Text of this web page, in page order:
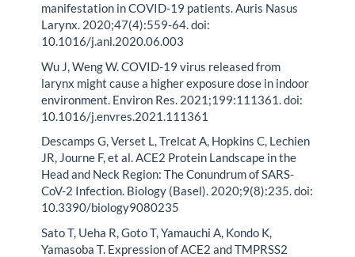
manifestation in COVID-19 patients. Auris Nasus
Larynx. 2020;47(4):559-64. doi:
10.1016/j.anl.2020.06.003
Wu J, Weng W. COVID-19 virus released from
larynx might cause a higher exposure dose in indoor
environment. Environ Res. 2021;199:111361. doi:
10.1016/j.envres.2021.111361
Descamps G, Verset L, Trelcat A, Hopkins C, Lechien
JR, Journe F, et al. ACE2 Protein Landscape in the
Head and Neck Region: The Conundrum of SARS-
CoV-2 Infection. Biology (Basel). 2020;9(8):235. doi:
10.3390/biology9080235
Sato T, Ueha R, Goto T, Yamauchi A, Kondo K,
Yamasoba T. Expression of ACE2 and TMPRSS2